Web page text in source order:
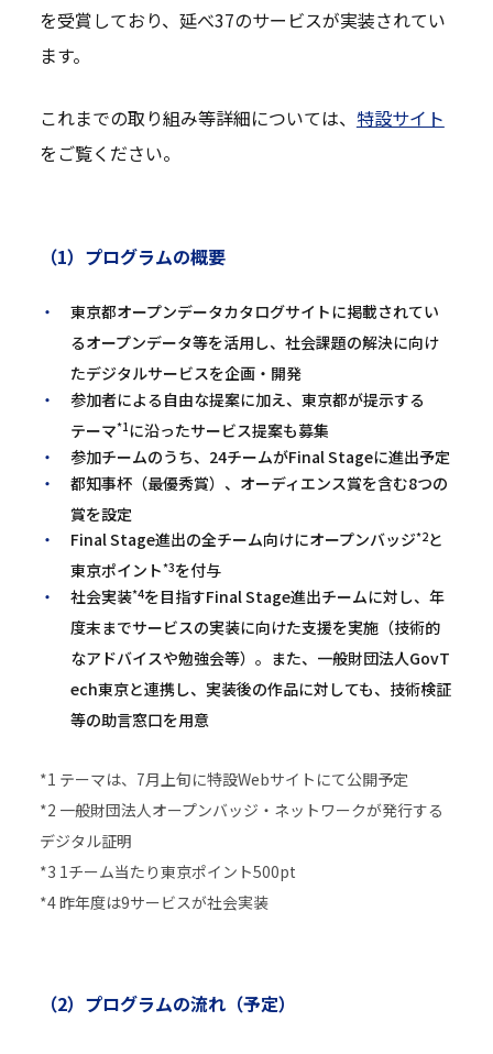
を受賞しており、延べ37のサービスが実装されてい
ます。
これまでの取り組み等詳細については、 特設サイト
をご覧ください。
（1）プログラムの概要
東京都オープンデータカタログサイトに掲載されてい
るオープンデータ等を活用し、社会課題の解決に向け
たデジタルサービスを企画・開発
参加者による自由な提案に加え、東京都が提示する
テーマ*1に沿ったサービス提案も募集
参加チームのうち、24チームがFinal Stageに進出予定
都知事杯（最優秀賞）、オーディエンス賞を含む8つの
賞を設定
Final Stage進出の全チーム向けにオープンバッジ*2と
東京ポイント*3を付与
社会実装*4を目指すFinal Stage進出チームに対し、年
度末までサービスの実装に向けた支援を実施（技術的
なアドバイスや勉強会等）。また、一般財団法人GovT
ech東京と連携し、実装後の作品に対しても、技術検証
等の助言窓口を用意
*1 テーマは、7月上旬に特設Webサイトにて公開予定
*2 一般財団法人オープンバッジ・ネットワークが発行する
デジタル証明
*3 1チーム当たり東京ポイント500pt
*4 昨年度は9サービスが社会実装
（2）プログラムの流れ（予定）